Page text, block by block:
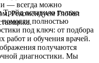
— всегда можно
Рекомендуем Глобал
оставило только
полностью
под ключ: от подбора
работ и обучения врачей.
получаются
диагностики. Мы